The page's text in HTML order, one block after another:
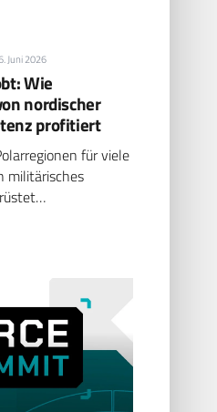
Juni 2026
Wie
nordischer
profitiert
für viele
militärisches